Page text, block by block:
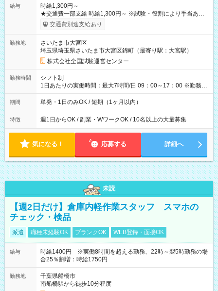
給与
時給1,300円～
★交通費一部支給 時給1,300円～ ※試験・役割により手当あり
※勤務回数により昇給あり 【即給（前払い）オプションあ
り！】 希望される場合、勤務から1週間ほどで給与の一部を受け
例】 ・河合塾模擬試験 8:30～17:30（休憩1時間） 時給1,300円
×8時間＝日収10,400円＋交通費 ※当日の役割により時給＋100
円の場合あり ・国家試験 7:00～13:30（休憩なし） 時給1,300
円（役割手当＋100円）×6時間＝日収8,400円＋交通費 【試用期
間】試用期間なし
交通費別途支給あり
勤務地
さいたま市大宮区
埼玉県埼玉県さいたま市大宮区錦町（最寄り駅：大宮駅）
株式会社全国試験運営センター
勤務時間
シフト制
1日あたりの実働時間：最大7時間/日 09：00～17：00 ※勤務時
間は 試験により異なります。
期間 単発・1日のみOK / 短期（1ヶ月以内）
特徴 週1日からOK / 副業・WワークOK / 10名以上の大量募集
気になる！ 応募する 詳細へ
未読
【週2日だけ】倉庫内軽作業スタッフ スマホの
チェック・検品
派遣 職種未経験OK ブランクOK WEB登録・面接OK
給与
時給1400円 ※実働8時間を超える勤務、22時～翌5時勤務の場
合25％割増：時給1750円
勤務地
千葉県船橋市
南船橋駅から徒歩10分程度